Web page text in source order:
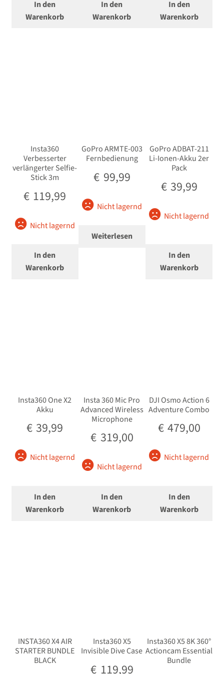
In den
Warenkorb
In den
Warenkorb
In den
Warenkorb
Insta360
Verbesserter
verlängerter Selfie-
Stick 3m
€ 119,99
Nicht lagernd
In den
Warenkorb
GoPro ARMTE-003
Fernbedienung
€ 99,99
Nicht lagernd
Weiterlesen
GoPro ADBAT-211
Li-Ionen-Akku 2er
Pack
€ 39,99
Nicht lagernd
In den
Warenkorb
Insta360 One X2
Akku
€ 39,99
Nicht lagernd
In den
Warenkorb
Insta 360 Mic Pro
Advanced Wireless
Microphone
€ 319,00
Nicht lagernd
In den
Warenkorb
DJI Osmo Action 6
Adventure Combo
€ 479,00
Nicht lagernd
In den
Warenkorb
INSTA360 X4 AIR
STARTER BUNDLE
BLACK
Insta360 X5
Invisible Dive Case
€ 119,99
Insta360 X5 8K 360°
Actioncam Essential
Bundle